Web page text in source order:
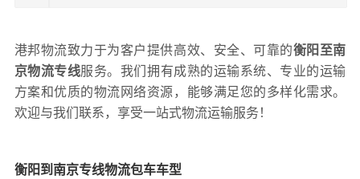
港邦物流致力于为客户提供高效、安全、可靠的衡阳至南
京物流专线服务。我们拥有成熟的运输系统、专业的运输
方案和优质的物流网络资源，能够满足您的多样化需求。
欢迎与我们联系，享受一站式物流运输服务！
衡阳到南京专线物流包车车型